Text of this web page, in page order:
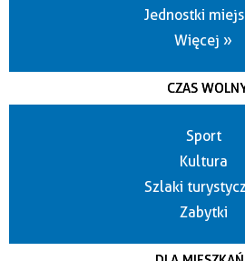
Jednostki
Więcej »
CZAS
Sport
Kultura
Szlaki
Zabytki